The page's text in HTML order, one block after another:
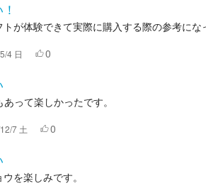
が体験できて実際に購入する際の参考にな
4 日 0
って楽しかったです。
7 土 0
を楽しみです。